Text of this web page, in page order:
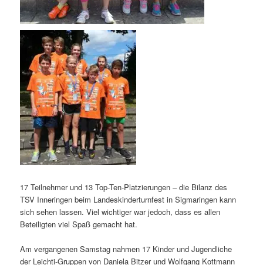
17 Teilnehmer und 13 Top-Ten-Platzierungen – die Bilanz des
TSV Inneringen beim Landeskinderturnfest in Sigmaringen kann
sich sehen lassen. Viel wichtiger war jedoch, dass es allen
Beteiligten viel Spaß gemacht hat.
Am vergangenen Samstag nahmen 17 Kinder und Jugendliche
der Leichti-Gruppen von Daniela Bitzer und Wolfgang Kottmann